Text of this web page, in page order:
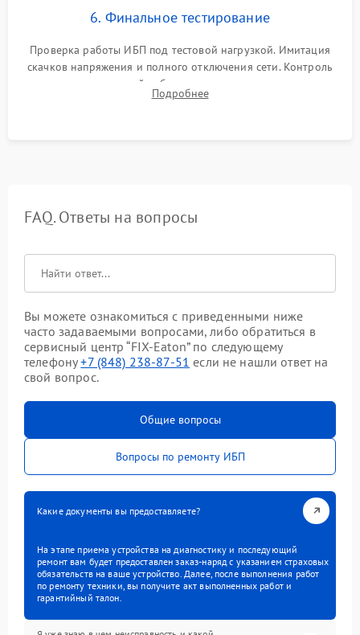
6. Финальное тестирование
Проверка работы ИБП под тестовой нагрузкой. Имитация
скачков напряжения и полного отключения сети. Контроль
времени автономной работы, температурного режима и
корректности формы выходного сигнала.
Подробнее
FAQ. Ответы на вопросы
Вы можете ознакомиться с приведенными ниже
часто задаваемыми вопросами, либо обратиться в
сервисный центр “FIX-Eaton” по следующему
телефону+7 (848) 238-87-51 если не нашли ответ на
свой вопрос.
Общие вопросы
Вопросы по ремонту ИБП
Какие документы вы предоставляете?
На этапе приема устройства на диагностику и последующий
ремонт вам будет предоставлен заказ-наряд с указанием страховых
обязательств на ваше устройство. Далее, после выполнения работ
по ремонту техники, вы получите акт выполненных работ и
гарантийный талон.